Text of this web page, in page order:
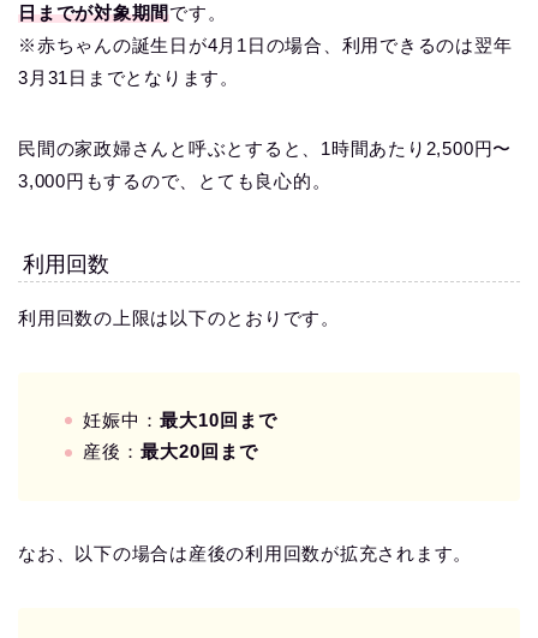
日までが対象期間です。
※赤ちゃんの誕生日が4月1日の場合、利用できるのは翌年
3月31日までとなります。
民間の家政婦さんと呼ぶとすると、1時間あたり2,500円〜
3,000円もするので、とても良心的。
利用回数
利用回数の上限は以下のとおりです。
妊娠中： 最大10回まで
産後： 最大20回まで
なお、以下の場合は産後の利用回数が拡充されます。